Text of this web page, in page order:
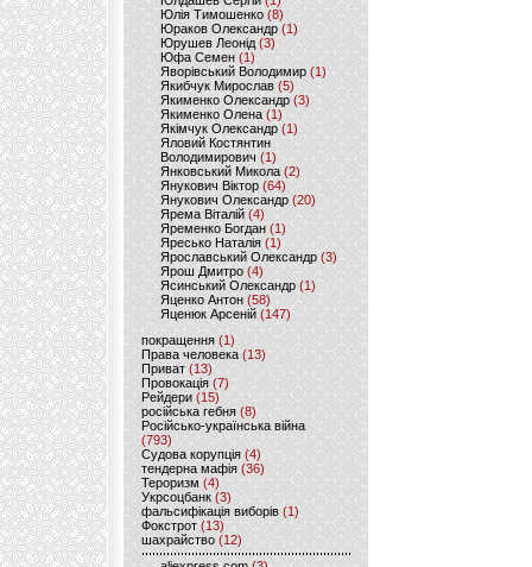
Юлія Тимошенко (8)
Юраков Олександр (1)
Юрушев Леонід (3)
Юфа Семен (1)
Яворівський Володимир (1)
Якибчук Мирослав (5)
Якименко Олександр (3)
Якименко Олена(1)
Якімчук Олександр (1)
Яловий Костянтин
Володимирович (1)
Янковський Микола(2)
Янукович Віктор (64)
Янукович Олександр(20)
Ярема Віталій(4)
Яременко Богдан(1)
Яресько Наталія(1)
Ярославський Олександр (3)
Ярош Дмитро (4)
Ясинський Олександр (1)
Яценко Антон(58)
Яценюк Арсеній (147)
покращення (1)
Права человека(13)
Приват (13)
Провокація (7)
Рейдери (15)
російська гебня (8)
Російсько-українська війна
(793)
Судова корупція (4)
тендерна мафія (36)
Тероризм (4)
Укрсоцбанк (3)
фальсифікація виборів (1)
Фокстрот(13)
шахрайство (12)